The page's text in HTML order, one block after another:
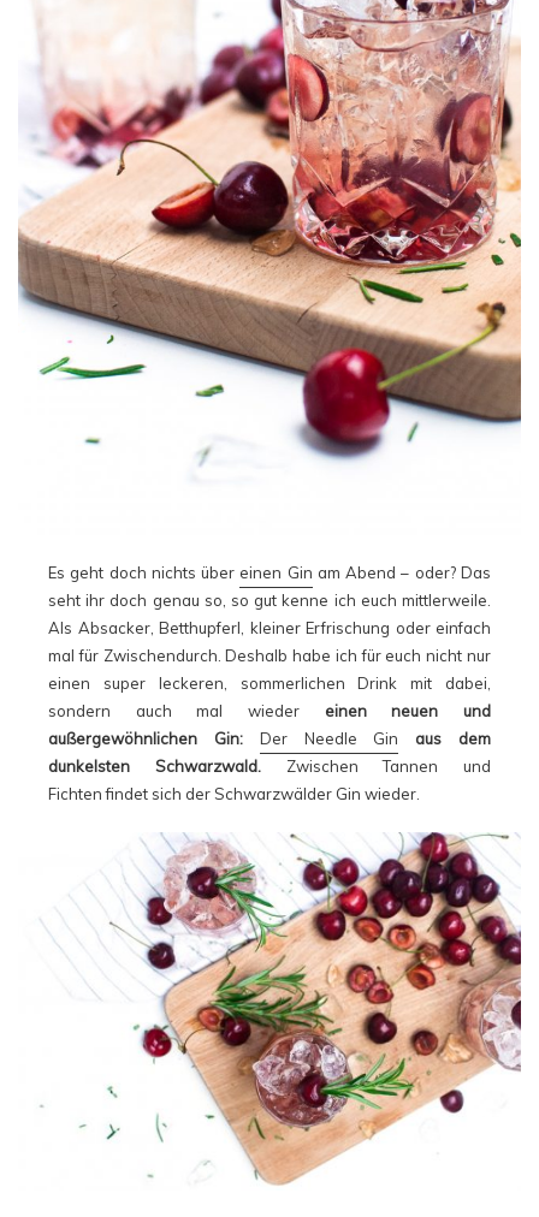
Es geht doch nichts über einen Gin am Abend – oder? Das
seht ihr doch genau so, so gut kenne ich euch mittlerweile.
Als Absacker, Betthupferl, kleiner Erfrischung oder einfach
mal für Zwischendurch. Deshalb habe ich für euch nicht nur
einen super leckeren, sommerlichen Drink mit dabei,
sondern auch mal wieder einen neuen und
außergewöhnlichen Gin: Der Needle Gin aus dem
dunkelsten Schwarzwald. Zwischen Tannen und
Fichten findet sich der Schwarzwälder Gin wieder.